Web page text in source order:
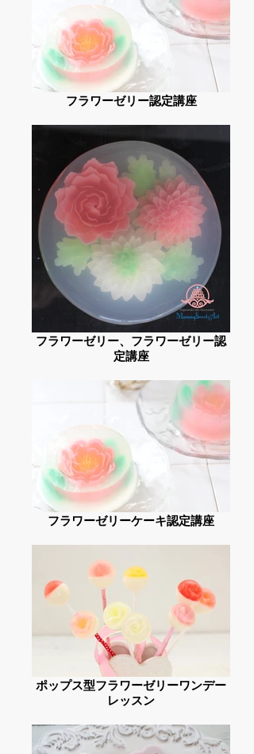
フラワーゼリー認定講座
フラワーゼリー、フラワーゼリー認
定講座
フラワーゼリーケーキ認定講座
ポップス型フラワーゼリーワンデー
レッスン